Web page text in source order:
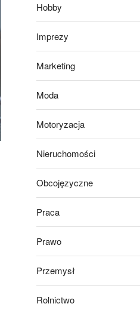
Hobby
Imprezy
Marketing
Moda
Motoryzacja
Nieruchomości
Obcojęzyczne
Praca
Prawo
Przemysł
Rolnictwo